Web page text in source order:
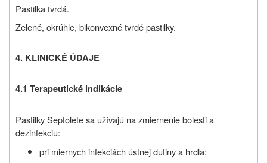
Pastilka tvrdá.
Zelené, okrúhle, bikonvexné tvrdé pastilky.
4. KLINICKÉ ÚDAJE
4.1 Terapeutické indikácie
Pastilky Septolete sa užívajú na zmiernenie bolesti a
dezinfekciu:
pri miernych infekciách ústnej dutiny a hrdla;